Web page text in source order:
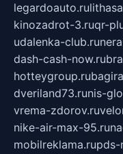
legardoauto.ru
kinozadrot-3.ruqr-
udalenka-club.ru
dash-cash-now.ru
hotteygroup.ru
dveriland73.runis-
vrema-zdorov.ru
nike-air-max-95.ru
mobilreklama.rupds-